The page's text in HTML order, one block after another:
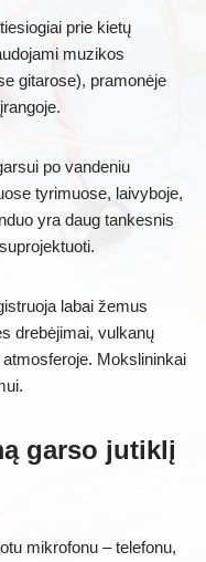
prie kietų
muzikos
gitarose), pramonėje
po vandeniu
tyrimuose, laivyboje,
yra daug tankesnis
labai žemus
drebėjimai, vulkanų
Mokslininkai
garso jutiklį
mikrofonu – telefonu,